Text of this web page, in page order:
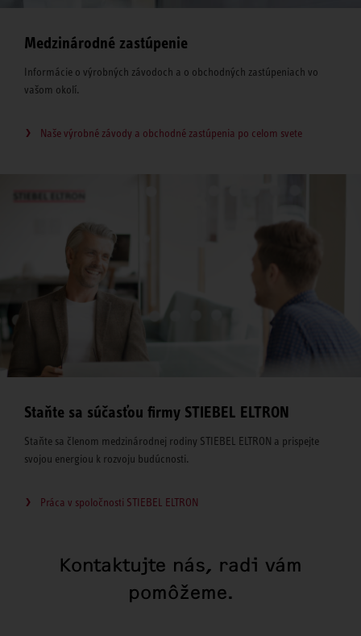
Medzinárodné zastúpenie
Informácie o výrobných závodoch a o obchodných zastúpeniach vo
vašom okolí.
Naše výrobné závody a obchodné zastúpenia po celom svete
Staňte sa súčasťou firmy STIEBEL ELTRON
Staňte sa členom medzinárodnej rodiny STIEBEL ELTRON a prispejte
svojou energiou k rozvoju budúcnosti.
Práca v spoločnosti STIEBEL ELTRON
Kontaktujte nás, radi vám
pomôžeme.